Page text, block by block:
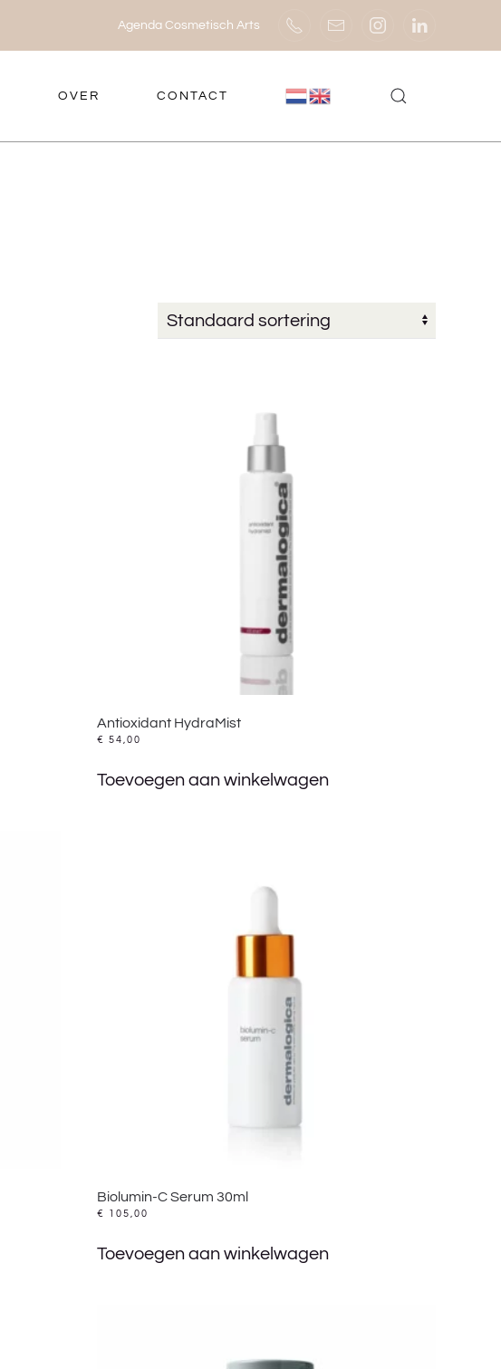
Agenda Cosmetisch Arts
OVER CONTACT
Antioxidant HydraMist
€ 54,00
Toevoegen aan winkelwagen
Biolumin-C Serum 30ml
€ 105,00
Toevoegen aan winkelwagen